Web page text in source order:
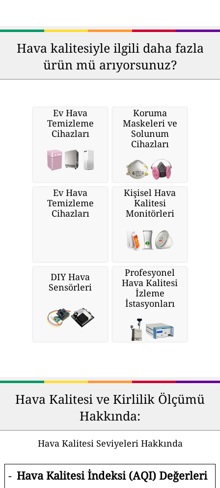
Hava kalitesiyle ilgili daha fazla
ürün mü arıyorsunuz?
Ev Hava
Temizleme
Cihazları
Koruma
Maskeleri ve
Solunum
Cihazları
Ev Hava
Temizleme
Cihazları
Kişisel Hava
Kalitesi
Monitörleri
DIY Hava
Sensörleri
Profesyonel
Hava Kalitesi
İzleme
İstasyonları
Hava Kalitesi ve Kirlilik Ölçümü
Hakkında:
Hava Kalitesi Seviyeleri Hakkında
- Hava Kalitesi İndeksi (AQI) Değerleri